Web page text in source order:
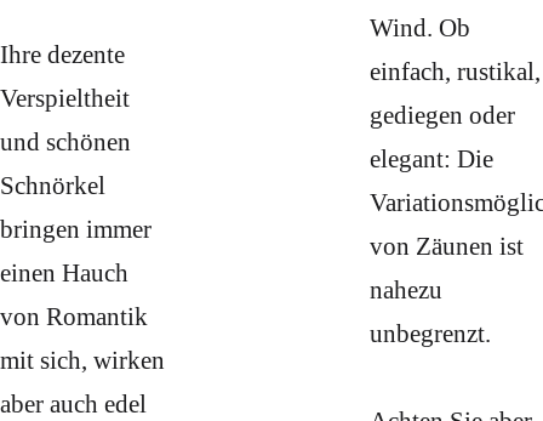
Ihre dezente
Verspieltheit
und schönen
Schnörkel
bringen immer
einen Hauch
von Romantik
mit sich, wirken
aber auch edel
Wind. Ob
einfach, rustikal,
gediegen oder
elegant: Die
von Zäunen ist
nahezu
unbegrenzt.